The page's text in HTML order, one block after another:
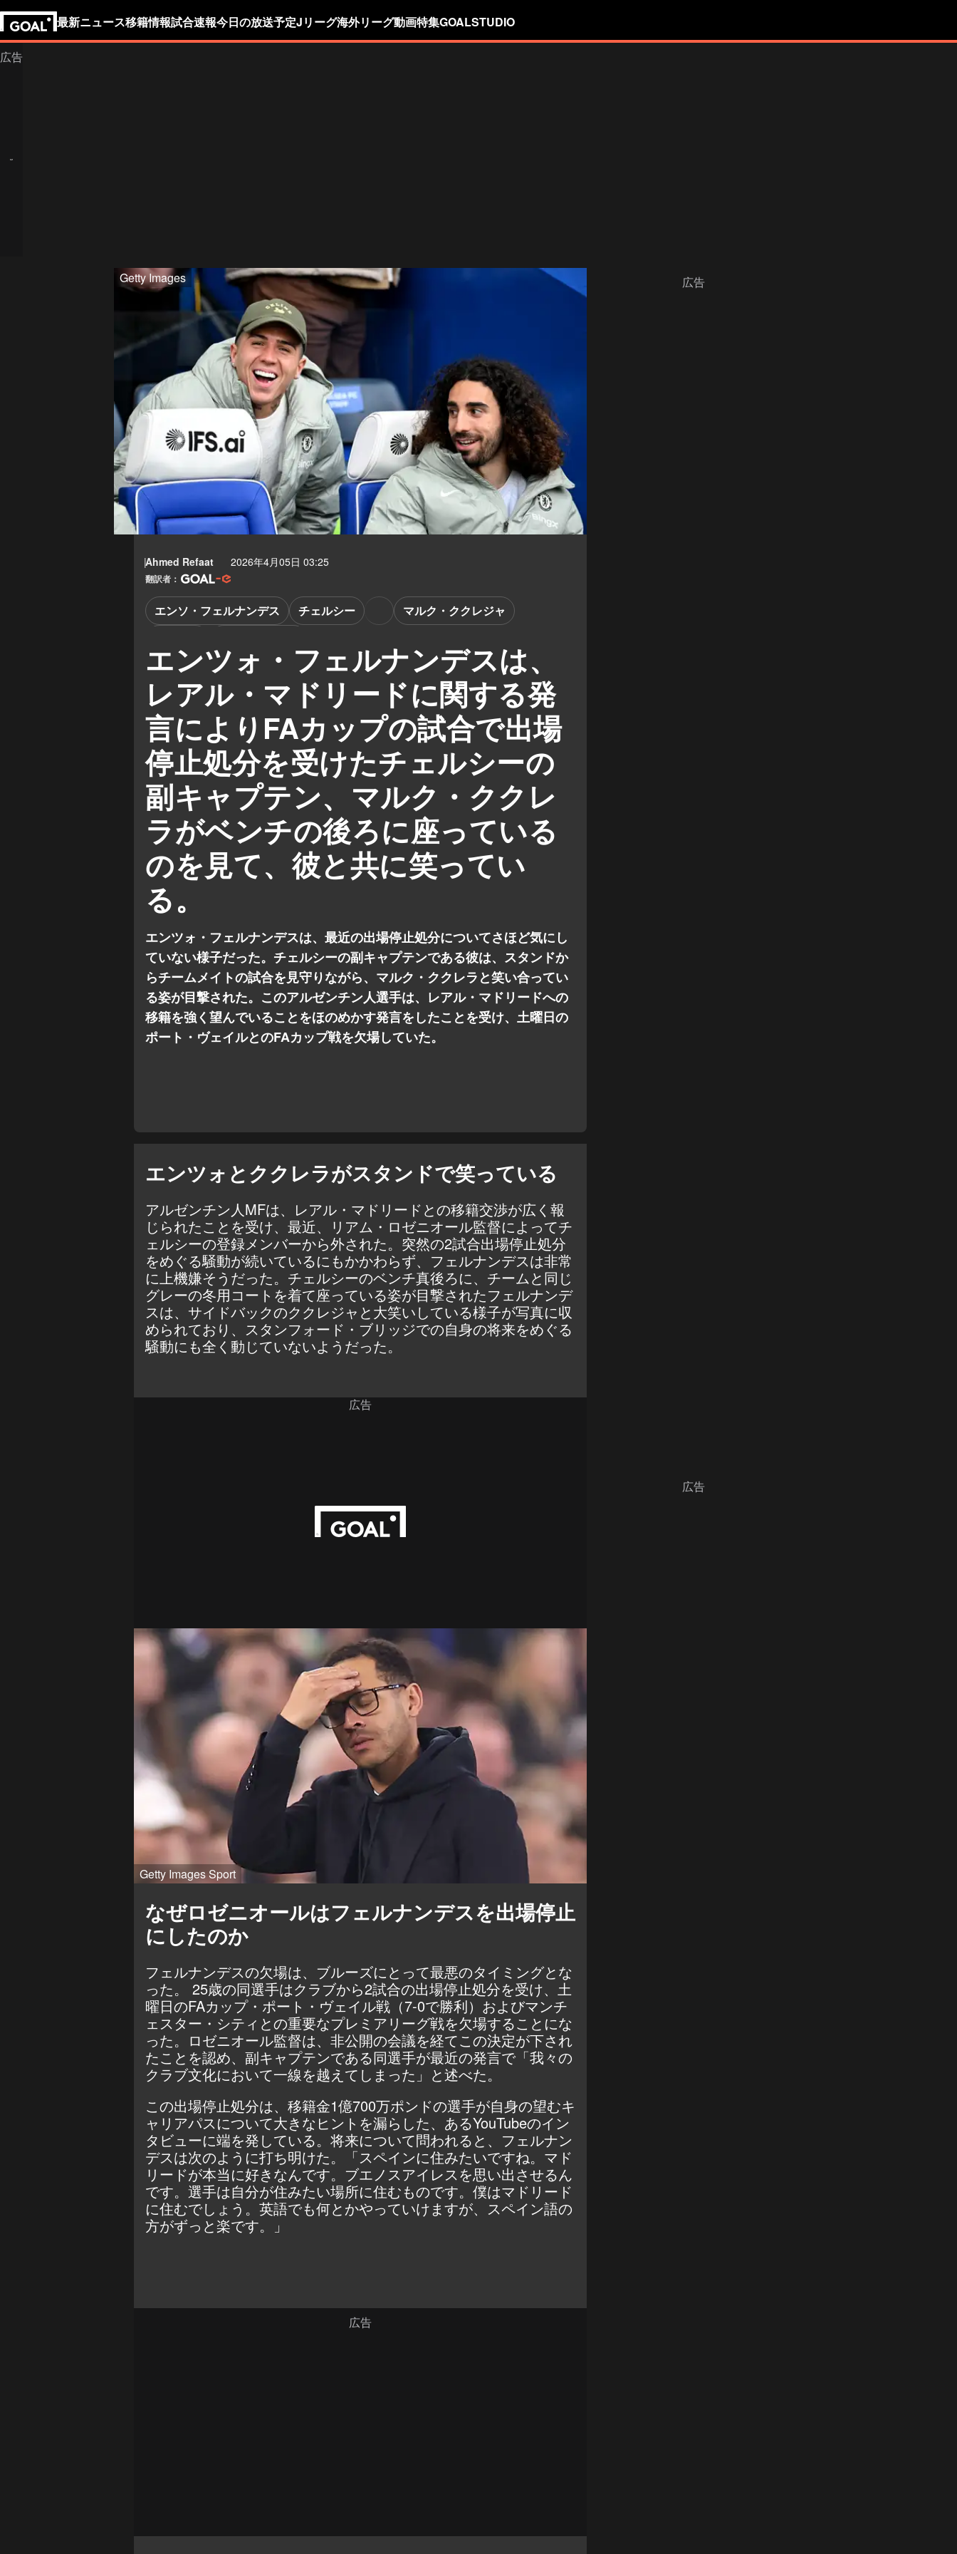
最新ニュース移籍情報試合速報今日の放送予定Jリーグ海外リーグ動画特集GOALSTUDIO
Getty Images
Ahmed Refaat 2026年4月05日 03:25
翻訳者：
エンツォ・フェルナンデスは、
レアル・マドリードに関する発
言によりFAカップの試合で出場
停止処分を受けたチェルシーの
副キャプテン、マルク・ククレ
ラがベンチの後ろに座っている
のを見て、彼と共に笑ってい
る。
エンソ・フェルナンデス チェルシー
マルク・ククレジャ
エンツォ・フェルナンデスは、最近の出場停止処分についてさほど気にし
ていない様子だった。チェルシーの副キャプテンである彼は、スタンドか
らチームメイトの試合を見守りながら、マルク・ククレラと笑い合ってい
る姿が目撃された。このアルゼンチン人選手は、レアル・マドリードへの
移籍を強く望んでいることをほのめかす発言をしたことを受け、土曜日の
ポート・ヴェイルとのFAカップ戦を欠場していた。
エンツォとククレラがスタンドで笑っている
アルゼンチン人MFは、レアル・マドリードとの移籍交渉が広く報
じられたことを受け、最近、リアム・ロゼニオール監督によってチ
ェルシーの登録メンバーから外された。突然の2試合出場停止処分
をめぐる騒動が続いているにもかかわらず、フェルナンデスは非常
に上機嫌そうだった。チェルシーのベンチ真後ろに、チームと同じ
グレーの冬用コートを着て座っている姿が目撃されたフェルナンデ
スは、サイドバックのククレジャと大笑いしている様子が写真に収
められており、スタンフォード・ブリッジでの自身の将来をめぐる
騒動にも全く動じていないようだった。
広告
Getty Images Sport
なぜロゼニオールはフェルナンデスを出場停止
にしたのか
フェルナンデスの欠場は、ブルーズにとって最悪のタイミングとな
った。 25歳の同選手はクラブから2試合の出場停止処分を受け、土
曜日のFAカップ・ポート・ヴェイル戦（7-0で勝利）およびマンチ
ェスター・シティとの重要なプレミアリーグ戦を欠場することにな
った。ロゼニオール監督は、非公開の会議を経てこの決定が下され
たことを認め、副キャプテンである同選手が最近の発言で「我々の
クラブ文化において一線を越えてしまった」と述べた。
この出場停止処分は、移籍金1億700万ポンドの選手が自身の望むキ
ャリアパスについて大きなヒントを漏らした、あるYouTubeのイン
タビューに端を発している。将来について問われると、フェルナン
デスは次のように打ち明けた。「スペインに住みたいですね。マド
リードが本当に好きなんです。ブエノスアイレスを思い出させるん
です。選手は自分が住みたい場所に住むものです。僕はマドリード
に住むでしょう。英語でも何とかやっていけますが、スペイン語の
方がずっと楽です。」